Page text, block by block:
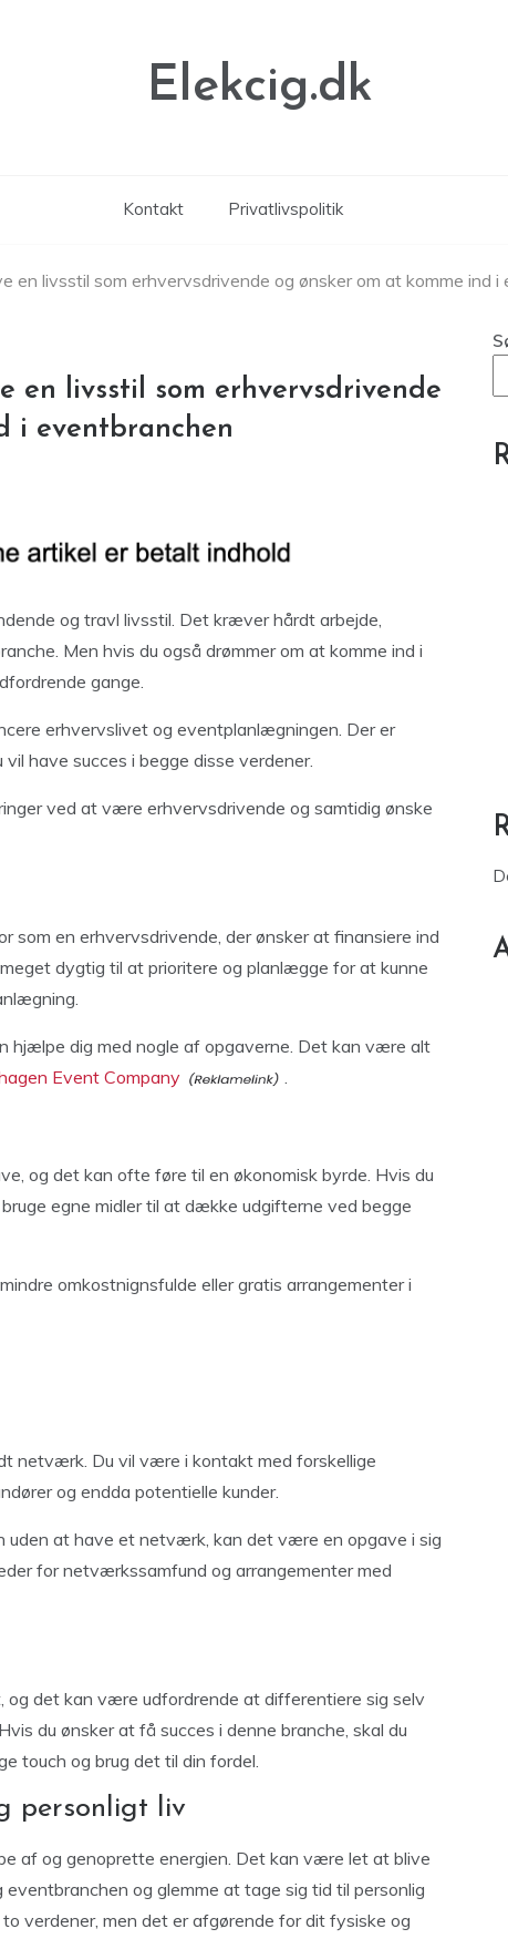
Elekcig.dk
Kontakt Privatlivspolitik
en livsstil som erhvervsdrivende og ønsker om at komme ind i
en livsstil som erhvervsdrivende
i eventbranchen
og travl livsstil. Det kræver hårdt arbejde,
Men hvis du også drømmer om at komme ind i
gange.
erhvervslivet og eventplanlægningen. Der er
have succes i begge disse verdener.
ved at være erhvervsdrivende og samtidig ønske
som en erhvervsdrivende, der ønsker at finansiere ind
dygtig til at prioritere og planlægge for at kunne
dig med nogle af opgaverne. Det kan være alt
Event Company .
og det kan ofte føre til en økonomisk byrde. Hvis du
egne midler til at dække udgifterne ved begge
omkostnignsfulde eller gratis arrangementer i
netværk. Du vil være i kontakt med forskellige
og endda potentielle kunder.
uden at have et netværk, kan det være en opgave i sig
for netværkssamfund og arrangementer med
det kan være udfordrende at differentiere sig selv
du ønsker at få succes i denne branche, skal du
touch og brug det til din fordel.
personligt liv
af og genoprette energien. Det kan være let at blive
og glemme at tage sig tid til personlig
verdener, men det er afgørende for dit fysiske og